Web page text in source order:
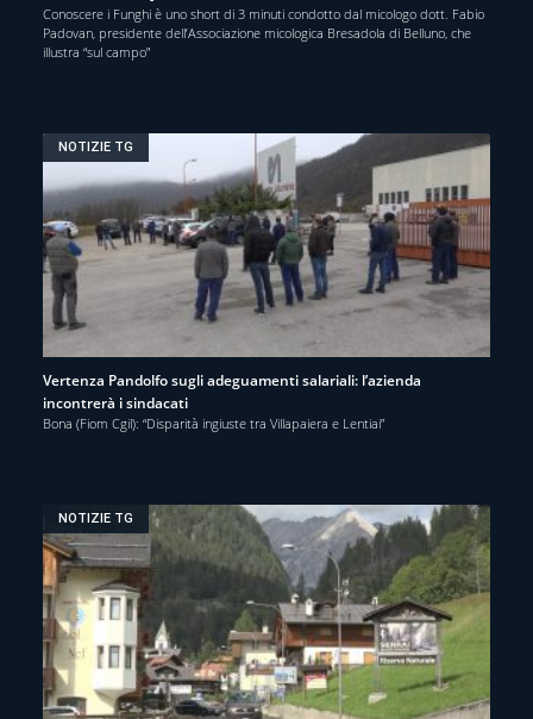
Conoscere i Funghi è uno short di 3 minuti condotto dal micologo dott. Fabio
Padovan, presidente dell’Associazione micologica Bresadola di Belluno, che
illustra “sul campo”
NOTIZIE TG
Vertenza Pandolfo sugli adeguamenti salariali: l’azienda
incontrerà i sindacati
Bona (Fiom Cgil): “Disparità ingiuste tra Villapaiera e Lentiai”
NOTIZIE TG